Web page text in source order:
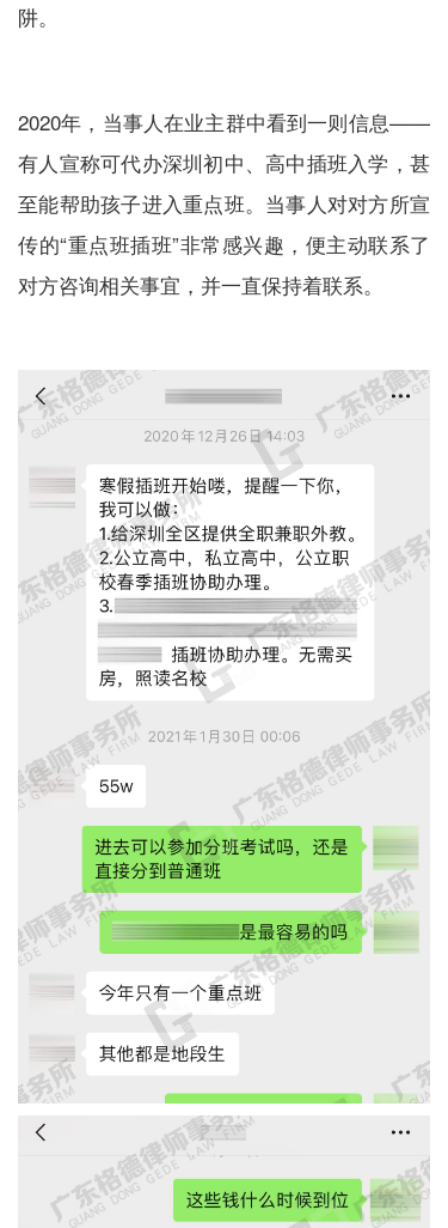
阱。
2020年，当事人在业主群中看到一则信息——
有人宣称可代办深圳初中、高中插班入学，甚
至能帮助孩子进入重点班。当事人对对方所宣
传的“重点班插班”非常感兴趣，便主动联系了
对方咨询相关事宜，并一直保持着联系。